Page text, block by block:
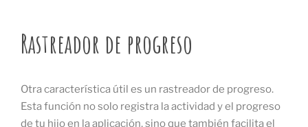
Rastreador de progreso
Otra característica útil es un rastreador de progreso.
Esta función no solo registra la actividad y el progreso
de tu hijo en la aplicación, sino que también facilita el